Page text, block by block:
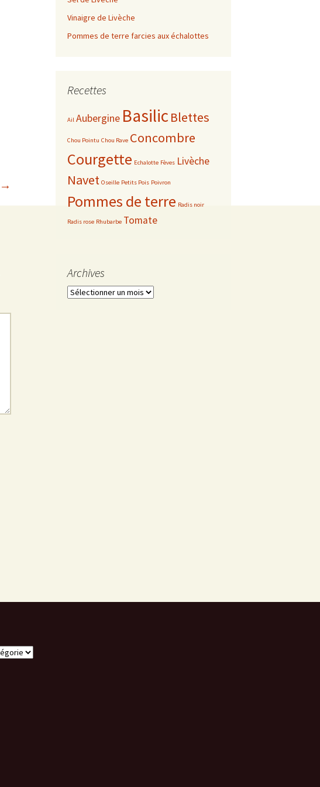
Décembre
Octobre
Novembre
Décembre
Octobre
Septembre
Août
Juillet
Novembre
Octobre
Avril
Année 2014
→
Vinaigre de Livèche
Pommes de terre farcies aux échalottes
Recettes
Ail Aubergine Basilic Blettes
Chou Pointu Chou Rave Concombre
Courgette Echalotte Fèves Livèche
Navet Oseille Petits Pois Poivron
Pommes de terre Radis noir
Radis rose Rhubarbe Tomate
Archives
Archives